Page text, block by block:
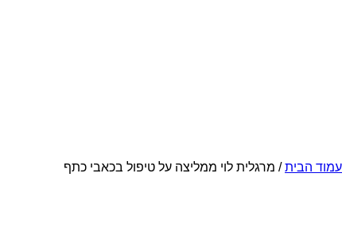
עמוד הבית/ מרגלית לוי ממליצה על טיפול בכאבי כתף